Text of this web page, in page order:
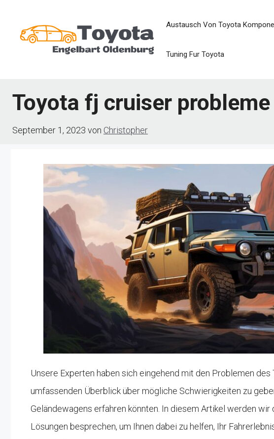
springen
Austausch Von Toyota
Tuning Fur Toyota
Toyota fj cruiser probleme
September 1, 2023 von Christopher
Unsere Experten haben sich eingehend mit den Problemen
umfassenden Überblick über mögliche Schwierigkeiten zu
Geländewagens erfahren könnten. In diesem Artikel werden
Lösungen besprechen, um Ihnen dabei zu helfen, Ihr